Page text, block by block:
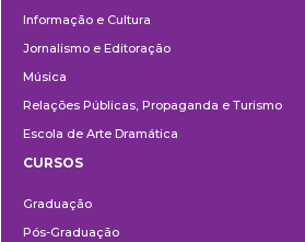
Informação e Cultura
Jornalismo e Editoração
Música
Relações Públicas, Propaganda e Turismo
Escola de Arte Dramática
CURSOS
Graduação
Pós-Graduação